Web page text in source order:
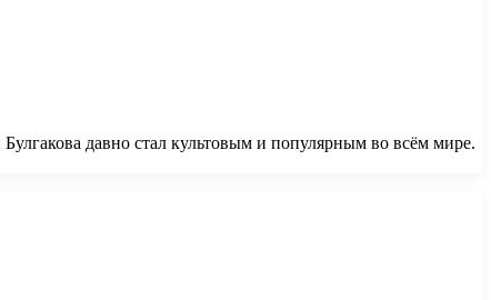
давно стал культовым и популярным во всём мире.